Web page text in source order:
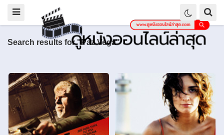
Search results for "Paz Vega"